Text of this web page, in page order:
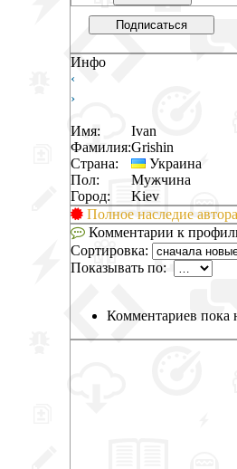
Подписаться
Инфо
‹
›
Имя:
Ivan
Фамилия:Grishin
Страна:
Украина
Пол:
Мужчина
Город:
Kiev
Полное наследие
Комментарии к
Сортировка:
Показывать по:
Комментариев пока